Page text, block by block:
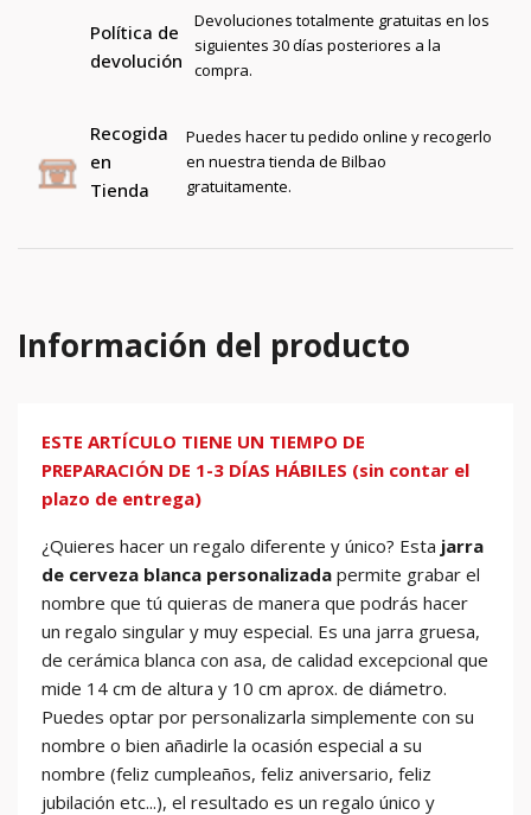
Política de
devolución
Devoluciones totalmente gratuitas en los
siguientes 30 días posteriores a la
compra.
Recogida
en
Tienda
Puedes hacer tu pedido online y recogerlo
en nuestra tienda de Bilbao
gratuitamente.
Información del producto
ESTE ARTÍCULO TIENE UN TIEMPO DE
PREPARACIÓN DE 1-3 DÍAS HÁBILES (sin contar el
plazo de entrega)
¿Quieres hacer un regalo diferente y único? Esta jarra
de cerveza blanca personalizada permite grabar el
nombre que tú quieras de manera que podrás hacer
un regalo singular y muy especial. Es una jarra gruesa,
de cerámica blanca con asa, de calidad excepcional que
mide 14 cm de altura y 10 cm aprox. de diámetro.
Puedes optar por personalizarla simplemente con su
nombre o bien añadirle la ocasión especial a su
nombre (feliz cumpleaños, feliz aniversario, feliz
jubilación etc...), el resultado es un regalo único y